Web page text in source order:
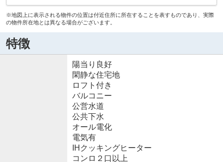
※地図上に表示される物件の位置は付近住所に所在することを表すものであり、実際
の物件所在地とは異なる場合がございます。
特徴
陽当り良好
閑静な住宅地
ロフト付き
バルコニー
公営水道
公共下水
オール電化
電気有
IHクッキングヒーター
コンロ２口以上